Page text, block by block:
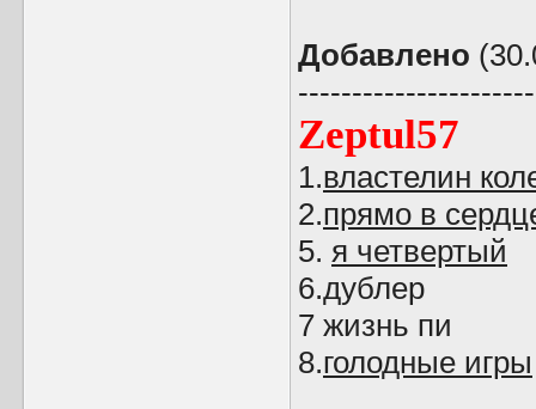
Добавлено
Zeptul57
1.властелин
2.прямо в
5. я четвертый
6.дублер
7 жизнь пи
8.голодные игры